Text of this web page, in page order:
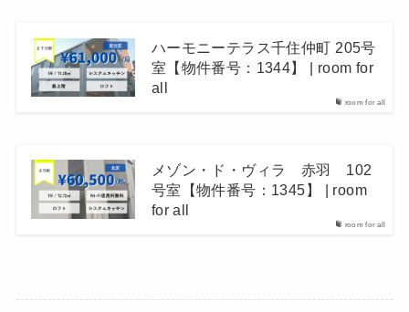
room for all
ハーモニーテラス千住仲町 205号
室【物件番号：1344】 | room for
all
room for all
メゾン・ド・ヴィラ 赤羽 102
号室【物件番号：1345】 | room
for all